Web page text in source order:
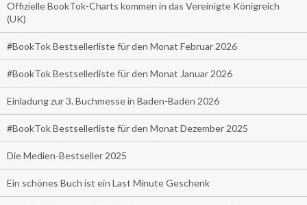
Offizielle BookTok-Charts kommen in das Vereinigte Königreich
(UK)
#BookTok Bestsellerliste für den Monat Februar 2026
#BookTok Bestsellerliste für den Monat Januar 2026
Einladung zur 3. Buchmesse in Baden-Baden 2026
#BookTok Bestsellerliste für den Monat Dezember 2025
Die Medien-Bestseller 2025
Ein schönes Buch ist ein Last Minute Geschenk